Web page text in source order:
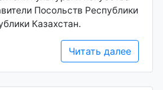
Посольств Республики
Казахстан.
Читать далее